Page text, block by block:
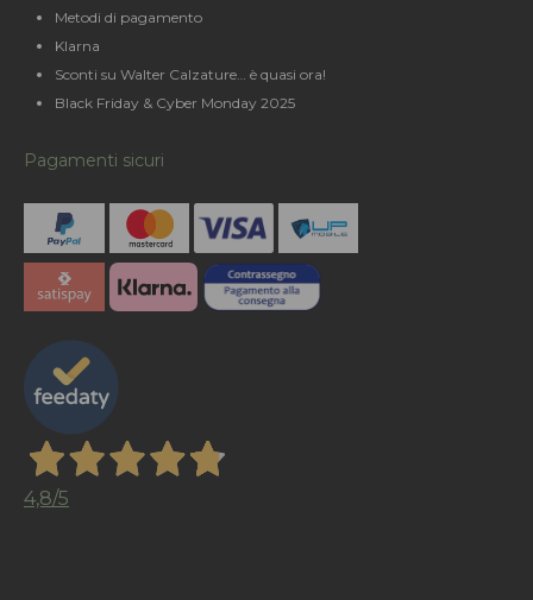
Metodi di pagamento
Klarna
Sconti su Walter Calzature… è quasi ora!
Black Friday & Cyber Monday 2025
Pagamenti sicuri
4,8/5